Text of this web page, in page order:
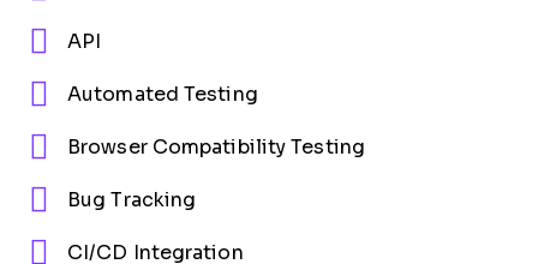
API
Automated Testing
Browser Compatibility Testing
Bug Tracking
CI/CD Integration